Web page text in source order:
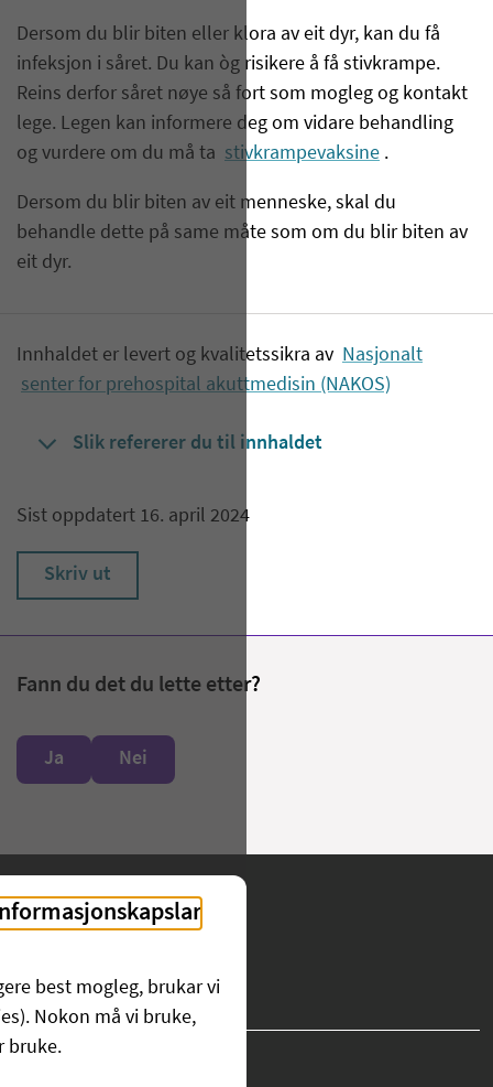
Dersom du blir biten eller klora av eit dyr, kan du få
infeksjon i såret. Du kan òg risikere å få stivkrampe.
Reins derfor såret nøye så fort som mogleg og kontakt
lege. Legen kan informere deg om vidare behandling
og vurdere om du må ta stivkrampevaksine .
Dersom du blir biten av eit menneske, skal du
behandle dette på same måte som om du blir biten av
eit dyr.
Innhaldet er levert og kvalitetssikra av Nasjonalt
senter for prehospital akuttmedisin (NAKOS)
Slik refererer du til innhaldet
Sist oppdatert 16. april 2024
Skriv ut
Fann du det du lette etter?
Ja Nei